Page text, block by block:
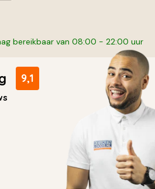
bereikbaar van 08:00 - 22:00 uur
9,1